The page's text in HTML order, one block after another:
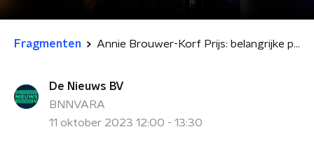
Fragmenten Annie Brouwer-Korf Prijs: belangrijke prijs vernoemd naar een bijzondere burgemeester
De Nieuws BV
BNNVARA
11 oktober 2023 12:00 - 13:30